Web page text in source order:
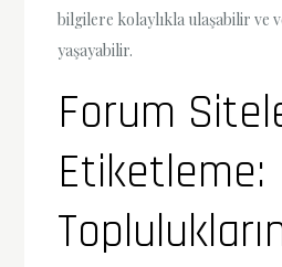
bilgilere kolaylıkla ulaşabilir ve
yaşayabilir.
Forum
Etiketleme: